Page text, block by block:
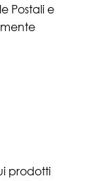
Postali e
prodotti